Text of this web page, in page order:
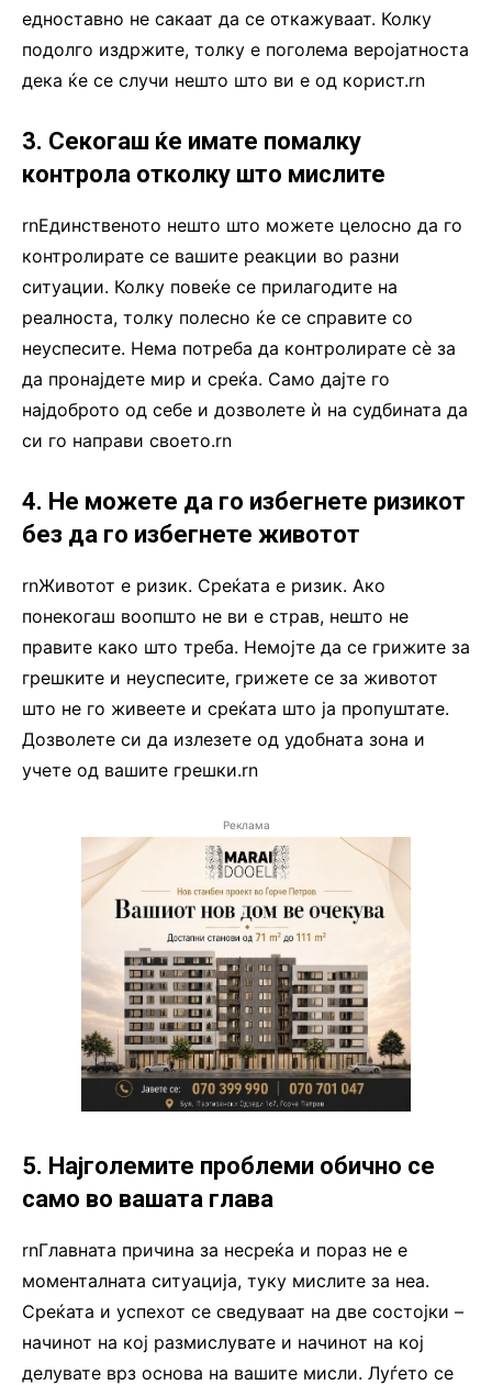
едноставно не сакаат да се откажуваат. Колку
подолго издржите, толку е поголема веројатноста
дека ќе се случи нешто што ви е од корист.rn
3. Секогаш ќе имате помалку
контрола отколку што мислите
rnЕдинственото нешто што можете целосно да го
контролирате се вашите реакции во разни
ситуации. Колку повеќе се прилагодите на
реалноста, толку полесно ќе се справите со
неуспесите. Нема потреба да контролирате сè за
да пронајдете мир и среќа. Само дајте го
најдоброто од себе и дозволете ѝ на судбината да
си го направи своето.rn
4. Не можете да го избегнете ризикот
без да го избегнете животот
rnЖивотот е ризик. Среќата е ризик. Ако
понекогаш воопшто не ви е страв, нешто не
правите како што треба. Немојте да се грижите за
грешките и неуспесите, грижете се за животот
што не го живеете и среќата што ја пропуштате.
Дозволете си да излезете од удобната зона и
учете од вашите грешки.rn
Реклама
5. Најголемите проблеми обично се
само во вашата глава
rnГлавната причина за несреќа и пораз не е
моменталната ситуација, туку мислите за неа.
Среќата и успехот се сведуваат на две состојки –
начинот на кој размислувате и начинот на кој
делувате врз основа на вашите мисли. Луѓето се